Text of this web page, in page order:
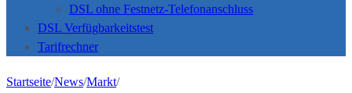
DSL ohne Festnetz-Telefonanschluss
DSL Verfügbarkeitstest
Tarifrechner
Startseite/News/Markt/